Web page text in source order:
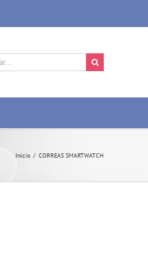
Inicio / CORREAS SMARTWATCH